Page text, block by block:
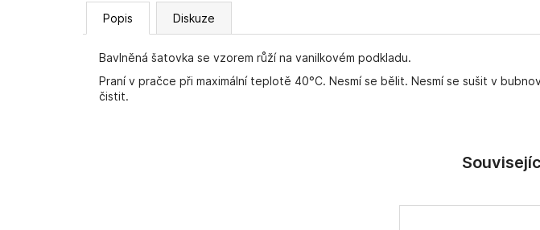
Popis Diskuze
Bavlněná šatovka se vzorem růží na vanilkovém podkladu.
Praní v pračce při maximální teplotě 40°C. Nesmí se bělit. Nesmí se sušit v
čistit.